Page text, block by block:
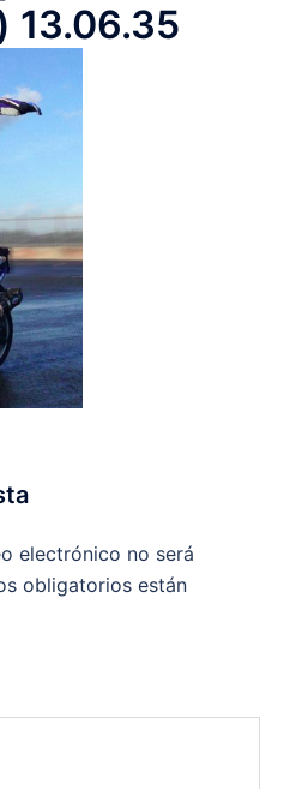
13.06.35
electrónico no será
obligatorios están